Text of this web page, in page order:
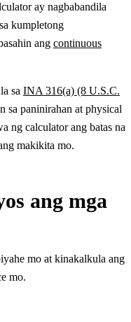
ay nagbabandila
kumpletong
ang continuous
sa INA 316(a) (8 U.S.C.
sa paninirahan at physical
ng calculator ang batas na
makikita mo.
ang mga
mo at kinakalkula ang
mo.